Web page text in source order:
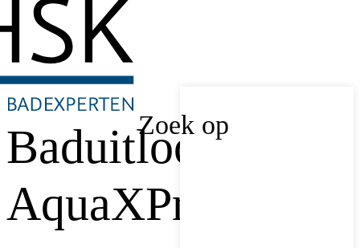
Zoek op
Baduitloop
AquaXPro